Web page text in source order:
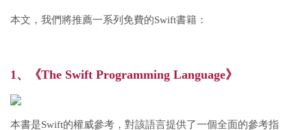
本文，我們將推薦一系列免費的Swift書籍：
1、《The Swift Programming Language》
本書是Swift的權威參考，對該語言提供了一個全面的參考指